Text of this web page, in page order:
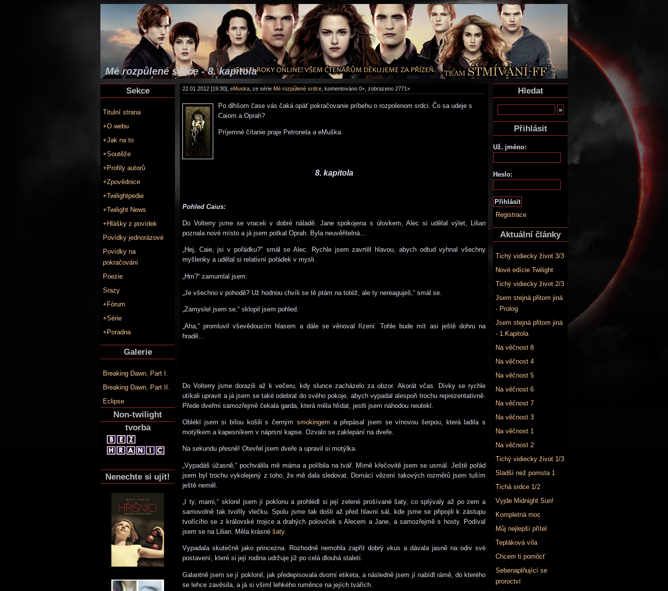
Mé rozpůlené srdce - 8. kapitola
Sekce
Titulní strana
+O webu
+Jak na to
+Soutěže
+Profily autorů
+Zpovědnice
+Twilightpedie
+Twilight News
+Hlášky z povídek
Povídky jednorázové
Povídky na
pokračování
Poezie
Srazy
+Fórum
+Série
+Poradna
Galerie
Breaking Dawn, Part I.
Breaking Dawn, Part II.
Eclipse
Non-twilight
tvorba
Nenechte si ujít!
22.01.2012 [19:30], eMuska , ze série Mé rozpůlené srdce , komentováno 0×, zobrazeno 2771×
Po dlhšom čase vás čaká opäť pokračovanie príbehu o rozpolenom srdci. Čo sa udeje s
Caiom a Oprah?
Príjemné čítanie praje Petronela a eMuška.
8. kapitola
Pohled Caius:
Do Volterry jsme se vraceli v dobré náladě. Jane spokojena s úlovkem, Alec si udělal výlet, Lilian
poznala nové místo a já jsem potkal Oprah. Byla neuvěřitelná…
„Hej, Caie, jsi v pořádku?" smál se Alec. Rychle jsem zavrtěl hlavou, abych odtud vyhnal všechny
myšlenky a udělal si relativní pořádek v mysli.
„Hm?“ zamumlal jsem.
„Je všechno v pohodě? Už hodnou chvíli se tě ptám na totéž, ale ty nereaguješ,“ smál se.
„Zamyslel jsem se,“ sklopil jsem pohled.
„Aha,“ promluvil vševědoucím hlasem a dále se věnoval řízení. Tohle bude mít asi ještě dohru na
hradě…
Do Volterry jsme dorazili až k večeru, kdy slunce zacházelo za obzor. Akorát včas. Dívky se rychle
utíkali upravit a já jsem se také odebral do svého pokoje, abych vypadal alespoň trochu reprezentativně.
Přede dveřmi samozřejmě čekala garda, která měla hlídat, jestli jsem náhodou neutekl.
Oblékl jsem si bílou košili s černým smokingem a přepásal jsem se vínovou šerpou, která ladila s
motýlkem a kapesníkem v náprsní kapse. Ozvalo se zaklepání na dveře.
Na sekundu přesně! Otevřel jsem dveře a upravil si motýlka.
„Vypadáš úžasně,“ pochválila mě máma a políbila na tvář. Mírně křečovitě jsem se usmál. Ještě pořád
jsem byl trochu vykolejený z toho, že mě dala sledovat. Domácí vězení takových rozměrů jsem tuším
ještě neměl.
„I ty, mami,“ sklonil jsem jí poklonu a prohlédl si její zelené prošívané šaty, co splývaly až po zem a
samovolně tak tvořily vlečku. Spolu jsme tak došli až před hlavní sál, kde jsme se připojili k zástupu
tvořícího se z královské trojice a drahých poloviček s Alecem a Jane, a samozřejmě s hosty. Podíval
jsem se na Lilian. Měla krásné šaty.
Vypadala skutečně jako princezna. Rozhodně nemohla zapřít dobrý vkus a dávala jasně na odiv své
postavení, které si její rodina udržuje již po celá dlouhá staletí.
Galantně jsem se jí poklonil, jak předepisovala dvorní etiketa, a následně jsem jí nabídl rámě, do kterého
se lehce zavěsila, a já si všiml lehkého ruměnce na jejích tvářích.
Hledat
Přihlásit
Už. jméno:
Heslo:
Registrace
Aktuální články
Tichý vidiecky život 3/3
Nové edície Twilight
Tichý vidiecky život 2/3
Jsem stejná přitom jiná
- Prolog
Jsem stejná přitom jiná
- 1.Kapitola
Na věčnost 8
Na věčnost 4
Na věčnost 5
Na věčnost 6
Na věčnost 7
Na věčnost 3
Na věčnost 1
Na věčnost 2
Tichý vidiecky život 1/3
Sladší než pomsta 1
Tichá srdce 1/2
Vyjde Midnight Sun!
Kompletná moc
Můj nejlepší přítel
Tepláková víla
Chcem ti pomôcť
Sebenaplňující se
proroctví